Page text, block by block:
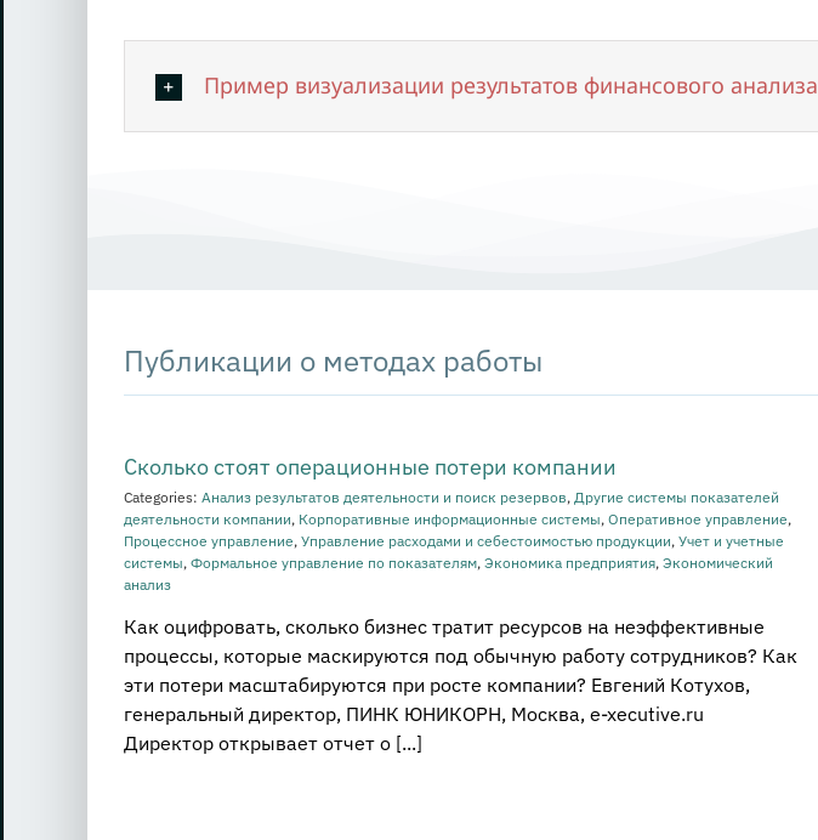
Пример визуализации результатов финансового анализа
Публикации о методах работы
Сколько стоят операционные потери компании
Categories: Анализ результатов деятельности и поиск резервов, Другие системы показателей
деятельности компании, Корпоративные информационные системы, Оперативное управление,
Процессное управление, Управление расходами и себестоимостью продукции, Учет и учетные
системы, Формальное управление по показателям, Экономика предприятия, Экономический
анализ
Как оцифровать, сколько бизнес тратит ресурсов на неэффективные
процессы, которые маскируются под обычную работу сотрудников? Как
эти потери масштабируются при росте компании? Евгений Котухов,
генеральный директор, ПИНК ЮНИКОРН, Москва, e-xecutive.ru
Директор открывает отчет о [...]